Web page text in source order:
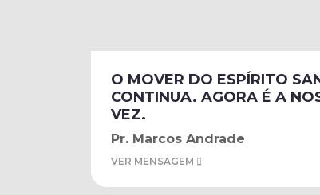
O MOVER DO ESPÍRITO
CONTINUA. AGORA É A
VEZ.
Pr. Marcos Andrade
VER MENSAGEM